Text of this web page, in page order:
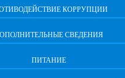
КОРРУПЦИИ
СВЕДЕНИЯ
ПИТАНИЕ